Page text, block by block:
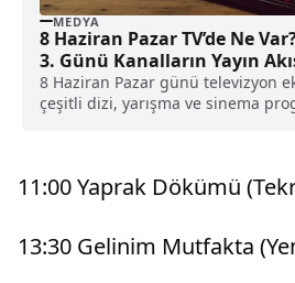
MEDYA
8 Haziran Pazar TV’de Ne
3. Günü Kanalların Yayın
8 Haziran Pazar günü televizyon
çeşitli dizi, yarışma ve sinema
11:00 Yaprak Dökümü
13:30 Gelinim Mutfakta